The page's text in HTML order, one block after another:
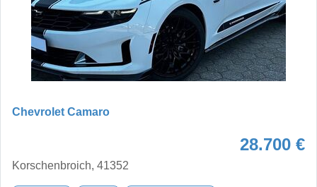
Chevrolet Camaro
28.700 €
Korschenbroich, 41352